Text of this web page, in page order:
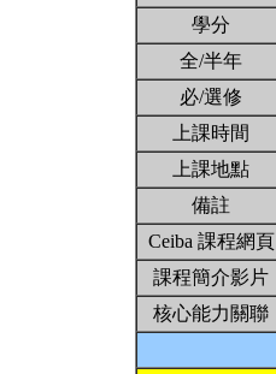
學分
全/半年
必/選修
上課時間
上課地點
備註
Ceiba 課程網頁
課程簡介影片
核心能力關聯